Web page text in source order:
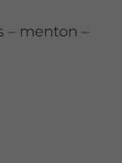
– menton –